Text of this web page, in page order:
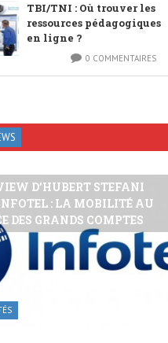
TBI/TNI : Où trouver les
ressources pédagogiques
en ligne ?
0 COMMENTAIRES
D’HUBERT STEFANI
: LA MOBILITÉ AU
DES GRANDS COMPTES